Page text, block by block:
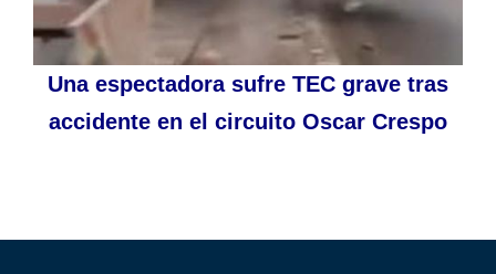
Una espectadora sufre TEC grave tras
accidente en el circuito Oscar Crespo